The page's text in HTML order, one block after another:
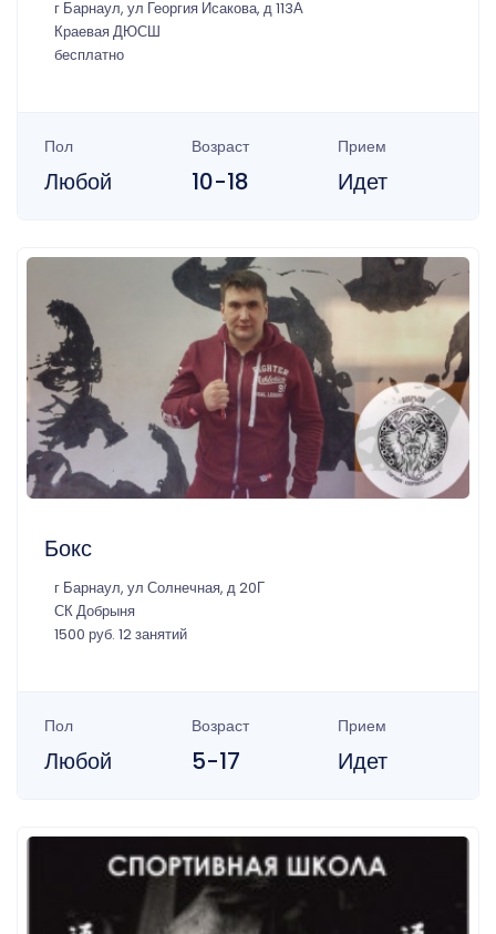
г Барнаул, ул Георгия Исакова, д 113А
Краевая ДЮСШ
бесплатно
Пол
Любой
Возраст
10-18
Прием
Идет
Бокс
г Барнаул, ул Солнечная, д 20Г
СК Добрыня
1500 руб. 12 занятий
Пол
Любой
Возраст
5-17
Прием
Идет